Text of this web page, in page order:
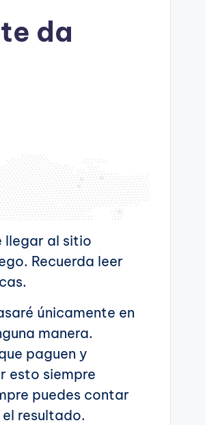
da
llegar al sitio
Recuerda leer
únicamente en
manera.
paguen y
esto siempre
puedes contar
resultado.